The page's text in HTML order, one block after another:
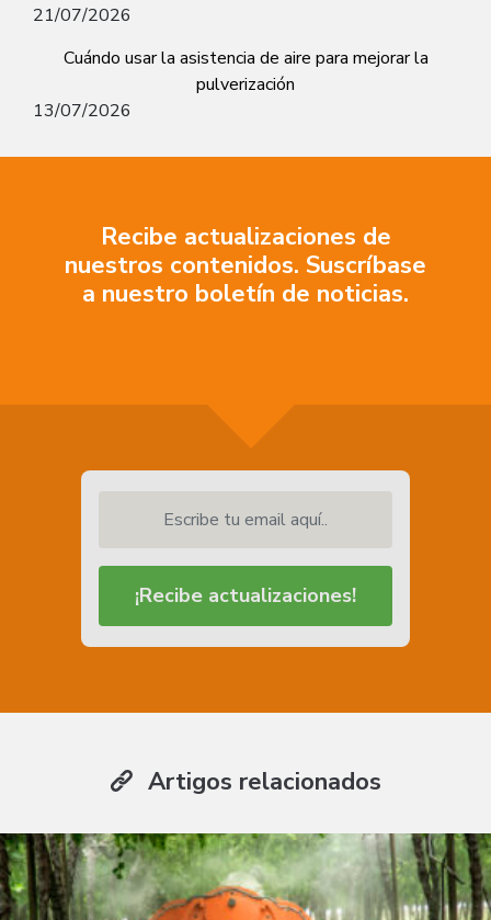
21/07/2026
Cuándo usar la asistencia de aire para mejorar la
pulverización
13/07/2026
Recibe actualizaciones de
nuestros contenidos. Suscríbase
a nuestro boletín de noticias.
¡Recibe actualizaciones!
Artigos relacionados